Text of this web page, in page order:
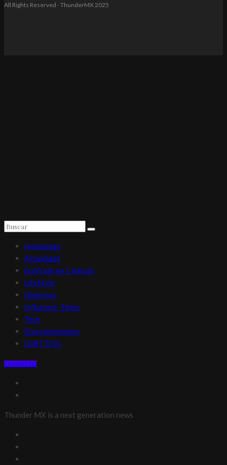
All Rights Reserved - ThunderMX 2025
Homepage
Actualidad
Entérate en 1 minuto
LifeStyle
Negocios
Influencer Times
Tech
Entretenimiento
LGBTTIQ+
CONTACTO
Thunder MX is a next generation news